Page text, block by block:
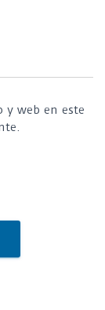
y web en este